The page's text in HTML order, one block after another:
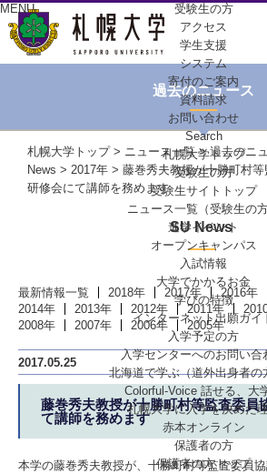
MENU
受験生の方
アクセス
学生支援
システム
寄付のご案内
資料請求
お問い合わせ
Search
札幌大学トップ
受験生の方
受験生サイトトップ
ニュース一覧（受験生の方
進学イベント
オープンキャンパス
入試情報
大学でかかるお金
学びの特徴
インターネット出願ガイ
入学予定の方
入学センターへのお問い合
北海道で学ぶ（道外出身者の
Colorful-Voice 話せる、大
札幌大学に入学を決めた
赤本オンライン
保護者の方
保護者の方トップ
過去のニュース
札幌大学トップ> ニュース一覧>過去のニ
News > 2017年 > 藤巻秀夫教授が十勝町村
研修会にて講師を務めます
SU News
最新情報一覧 2018年 2017年 2016年
2014年
2013年 2012年 2011年
2008年
2007年 2006年 2005年
2017.05.25
藤巻秀夫教授が十勝町村等監査委員
て講師を務めます
本学の藤巻秀夫教授が、十勝町村等監査委員協